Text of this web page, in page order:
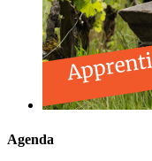
Agenda